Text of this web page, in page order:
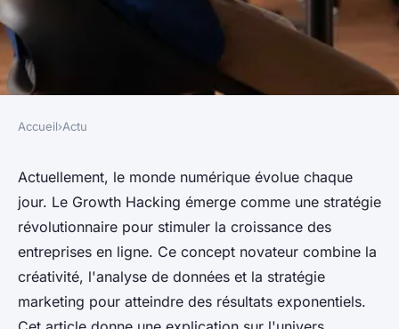
Growth Hacker : pour
révolutionner votre stratégie
de croissance en ligne
berthe•13 février 2024•3 min de lecture
Accueil›Actu
Actuellement, le monde numérique évolue chaque
jour. Le Growth Hacking émerge comme une stratégie
révolutionnaire pour stimuler la croissance des
entreprises en ligne. Ce concept novateur combine la
créativité, l'analyse de données et la stratégie
marketing pour atteindre des résultats exponentiels.